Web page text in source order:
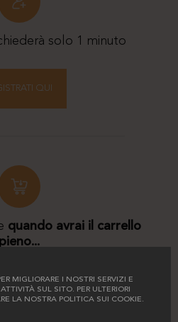
MIGLIORARE I NOSTRI SERVIZI E
SUL SITO. PER ULTERIORI
LA NOSTRA POLITICA SUI COOKIE.
solo 1 minuto
QUI
quando avrai il carrello
pieno...